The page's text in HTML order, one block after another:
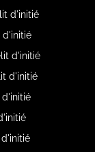
d'initié
d'initié
d'initié
d'initié
d'initié